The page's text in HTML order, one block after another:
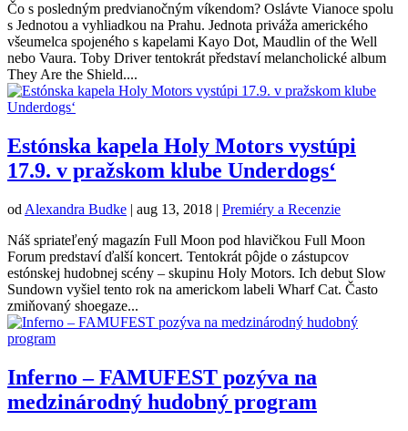
Čo s posledným predvianočným víkendom? Oslávte Vianoce spolu
s Jednotou a vyhliadkou na Prahu. Jednota priváža amerického
všeumelca spojeného s kapelami Kayo Dot, Maudlin of the Well
nebo Vaura. Toby Driver tentokrát představí melancholické album
They Are the Shield....
Estónska kapela Holy Motors vystúpi
17.9. v pražskom klube Underdogs‘
od Alexandra Budke | aug 13, 2018 | Premiéry a Recenzie
Náš spriateľený magazín Full Moon pod hlavičkou Full Moon
Forum predstaví ďalší koncert. Tentokrát pôjde o zástupcov
estónskej hudobnej scény – skupinu Holy Motors. Ich debut Slow
Sundown vyšiel tento rok na americkom labeli Wharf Cat. Často
zmiňovaný shoegaze...
Inferno – FAMUFEST pozýva na
medzinárodný hudobný program